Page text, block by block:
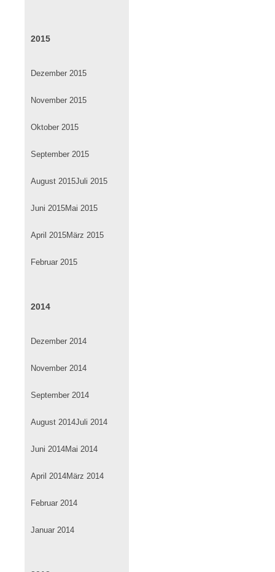
2015
Dezember 2015
November 2015
Oktober 2015
September 2015
August 2015Juli 2015
Juni 2015Mai 2015
April 2015März 2015
Februar 2015
2014
Dezember 2014
November 2014
September 2014
August 2014Juli 2014
Juni 2014Mai 2014
April 2014März 2014
Februar 2014
Januar 2014